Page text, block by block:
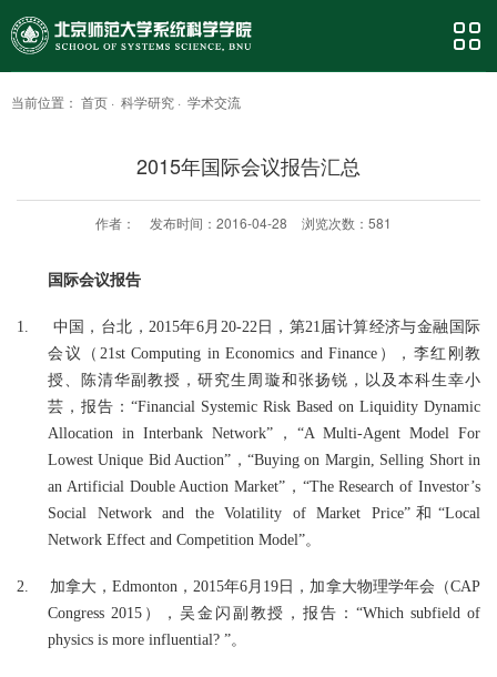
当前位置： 首页 · 科学研究 · 学术交流
2015年国际会议报告汇总
作者： 发布时间：2016-04-28 浏览次数： 581
国际会议报告
1. 中国，台北， 2015年6月 20-22日，第21届计算经济与金融国际
会议（ 21st Computing in Economics and Finance ），李红刚教
授、陈清华副教授，研究生周璇和张扬锐，以及本科生幸小
芸，报告： “Financial Systemic Risk Based on Liquidity Dynamic
Allocation in Interbank Network” ， “A Multi-Agent Model For
Lowest Unique Bid Auction” ，“Buying on Margin, Selling Short in
an Artificial Double Auction Market” ， “The Research of Investor’s
Social Network and the Volatility of Market Price”和“Local
Network Effect and Competition Model”。
2. 加拿大， Edmonton， 2015年6月 19 日，加拿大物理学年会（CAP
Congress 2015），吴金闪副教授，报告：“Which subfield of
physics is more influential? ”。